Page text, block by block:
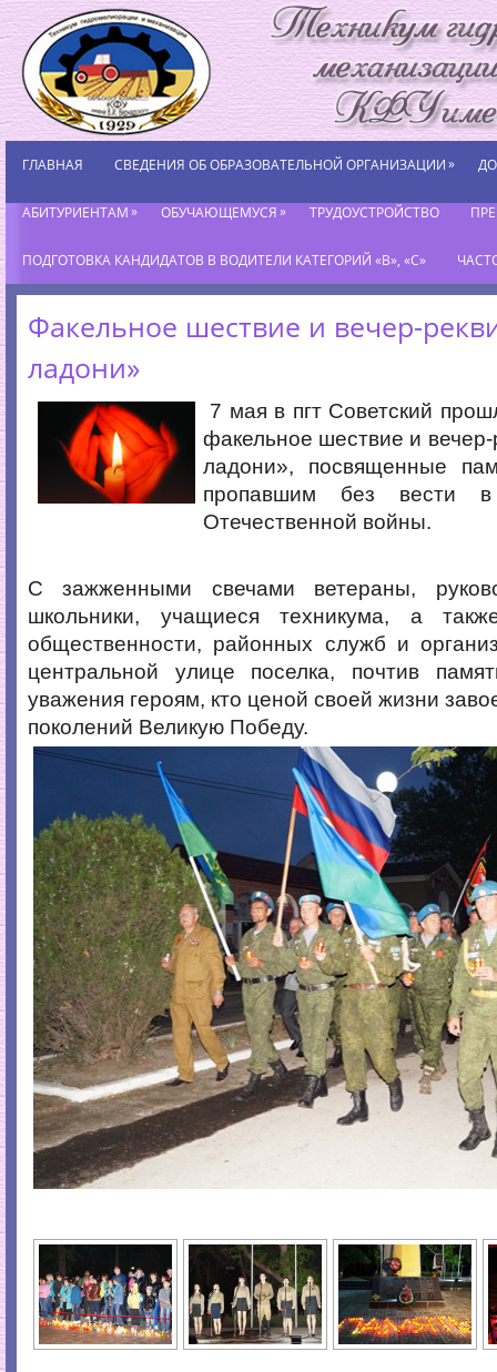
ГЛАВНАЯ СВЕДЕНИЯ ОБ ОБРАЗОВАТЕЛЬНОЙ ОРГАНИЗАЦИИ»
АБИТУРИЕНТАМ» ОБУЧАЮЩЕМУСЯ» ТРУДОУСТРОЙСТВО
ПОДГОТОВКА КАНДИДАТОВ В ВОДИТЕЛИ КАТЕГОРИЙ «В», «С»
Факельное шествие и вечер-
ладони»
7 мая в пгт Советский
факельное шествие и
ладони», посвященные
пропавшим без вести
Отечественной войны.
С зажженными свечами ветераны,
школьники, учащиеся техникума, а
общественности, районных служб и
центральной улице поселка, почтив
уважения героям, кто ценой своей жизни
поколений Великую Победу.